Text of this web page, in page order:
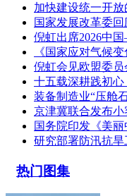
加快建设统一开
国家发展改革委
倪虹出席2026中
《国家应对气候
倪虹会见欧盟委员
十五载深耕践初
装备制造业“压舱
京津冀联合发布
国务院印发《美丽
研究部署防汛抗
热门图集